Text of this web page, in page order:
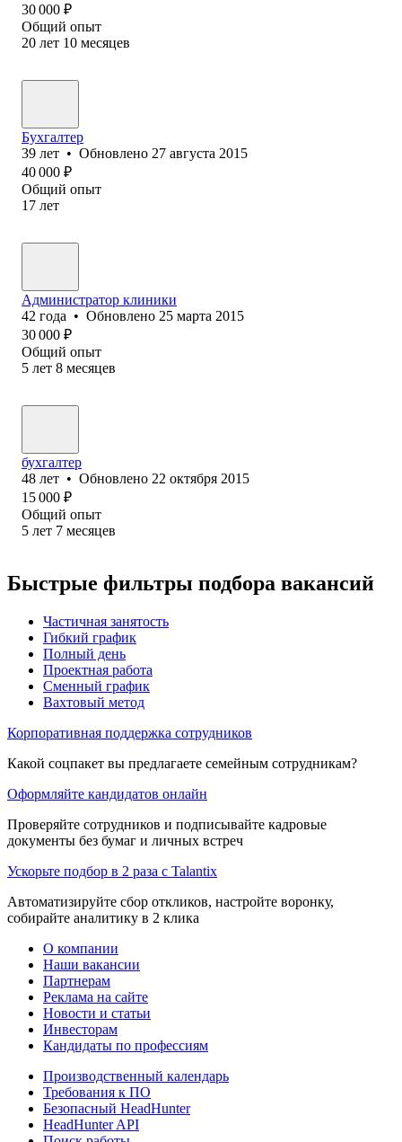
30 000 ₽
Общий опыт
20 лет 10 месяцев
Бухгалтер
39 лет • Обновлено 27 августа 2015
40 000 ₽
Общий опыт
17 лет
Администратор клиники
42 года • Обновлено 25 марта 2015
30 000 ₽
Общий опыт
5 лет 8 месяцев
бухгалтер
48 лет • Обновлено 22 октября 2015
15 000 ₽
Общий опыт
5 лет 7 месяцев
Быстрые фильтры подбора вакансий
Частичная занятость
Гибкий график
Полный день
Проектная работа
Сменный график
Вахтовый метод
Корпоративная поддержка сотрудников
Какой соцпакет вы предлагаете семейным сотрудникам?
Оформляйте кандидатов онлайн
Проверяйте сотрудников и подписывайте кадровые
документы без бумаг и личных встреч
Ускорьте подбор в 2 раза с Talantix
Автоматизируйте сбор откликов, настройте воронку,
собирайте аналитику в 2 клика
О компании
Наши вакансии
Партнерам
Реклама на сайте
Новости и статьи
Инвесторам
Кандидаты по профессиям
Производственный календарь
Требования к ПО
Безопасный HeadHunter
HeadHunter API